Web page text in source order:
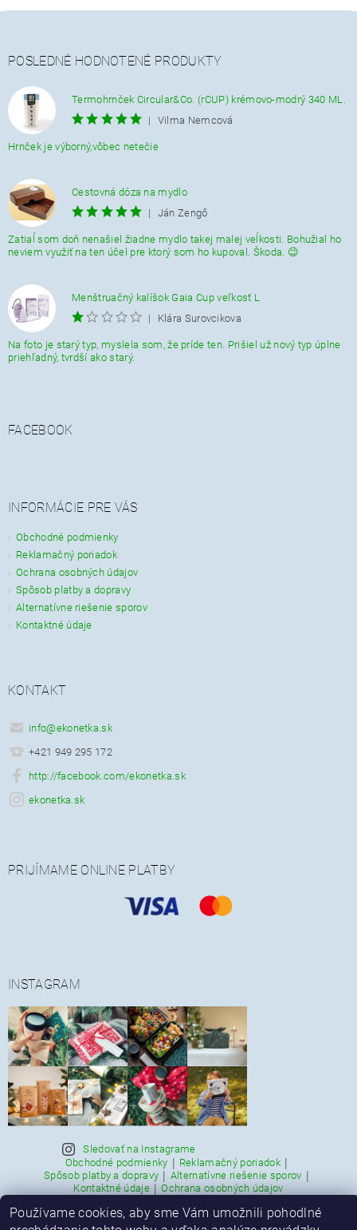
POSLEDNÉ HODNOTENÉ PRODUKTY
Termohrnček Circular&Co. (rCUP) krémovo-modrý 340 ML.
|
Vilma Nemcová
Hrnček je výborný,vôbec netečie
Cestovná dóza na mydlo
|
Ján Zengő
Zatiaĺ som doň nenašiel žiadne mydlo takej malej veĺkosti. Bohužial ho
neviem využiť na ten účel pre ktorý som ho kupoval. Škoda. 😉
Menštruačný kalíšok Gaia Cup veľkosť L
|
Klára Surovcikova
Na foto je starý typ, myslela som, že príde ten. Prišiel už nový typ úplne
priehľadný, tvrdší ako starý.
FACEBOOK
INFORMÁCIE PRE VÁS
Obchodné podmienky
Reklamačný poriadok
Ochrana osobných údajov
Spôsob platby a dopravy
Alternatívne riešenie sporov
Kontaktné údaje
KONTAKT
info@ekonetka.sk
+421 949 295 172
http://facebook.com/ekonetka.sk
ekonetka.sk
PRIJÍMAME ONLINE PLATBY
INSTAGRAM
Sledovať na Instagrame
Obchodné podmienky | Reklamačný poriadok |
Spôsob platby a dopravy | Alternatívne riešenie sporov |
Kontaktné údaje | Ochrana osobných údajov
Používame cookies, aby sme Vám umožnili pohodlné